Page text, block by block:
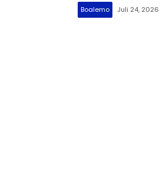
Boalemo Juli 24, 2026